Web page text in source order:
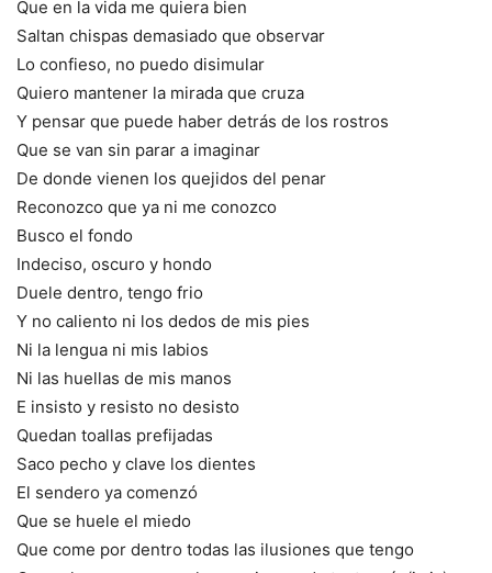
Que en la vida me quiera bien
Saltan chispas demasiado que observar
Lo confieso, no puedo disimular
Quiero mantener la mirada que cruza
Y pensar que puede haber detrás de los rostros
Que se van sin parar a imaginar
De donde vienen los quejidos del penar
Reconozco que ya ni me conozco
Busco el fondo
Indeciso, oscuro y hondo
Duele dentro, tengo frio
Y no caliento ni los dedos de mis pies
Ni la lengua ni mis labios
Ni las huellas de mis manos
E insisto y resisto no desisto
Quedan toallas prefijadas
Saco pecho y clave los dientes
El sendero ya comenzó
Que se huele el miedo
Que come por dentro todas las ilusiones que tengo